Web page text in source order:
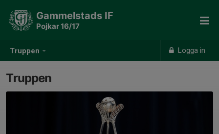
Truppen Logga in
Gammelstads IF
Pojkar 16/17
Truppen